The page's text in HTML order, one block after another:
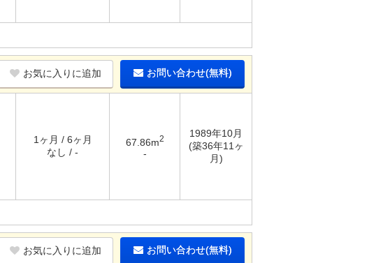
お気に入りに追加 お問い合わせ(無料)
1ヶ月 / 6ヶ月
なし / -
67.86m2
-
1989年10月
(築36年11ヶ
月)
お気に入りに追加 お問い合わせ(無料)